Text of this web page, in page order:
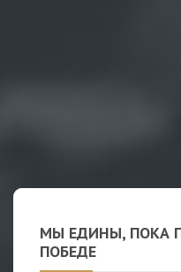
МЫ ЕДИНЫ, ПОКА
ПОБЕДЕ